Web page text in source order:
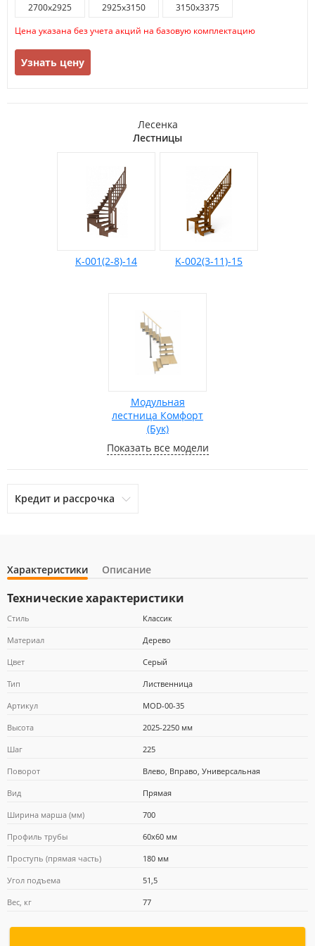
2700x2925 2925x3150
3150x3375
Цена указана без учета акций на базовую комплектацию
Узнать цену
Лесенка
Лестницы
K-001(2-8)-14 K-002(3-11)-15
Модульная
лестница Комфорт
(Бук)
Показать все модели
Кредит и рассрочка
otpbank
Почта Банк
Характеристики
Технические характеристики
Стиль Классик
Материал Дерево
Цвет Серый
Тип Лиственница
Артикул MOD-00-35
Высота 2025-2250 мм
Шаг 225
Поворот Влево, Вправо, Универсальная
Вид Прямая
Ширина марша (мм) 700
Профиль трубы 60x60 мм
Проступь (прямая часть) 180 мм
Угол подъема 51,5
Вес, кг 77
Описание